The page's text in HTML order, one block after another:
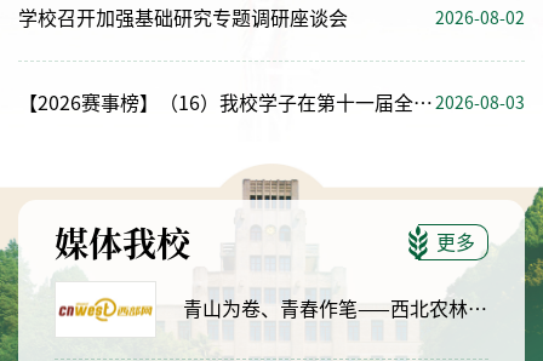
学校召开加强基础研究专题调研座谈会 2026-08-02
【2026赛事榜】（16）我校学子在第十一届全国大学生生命科学竞赛再创佳绩 2026-08-03
媒体我校 更多
青山为卷、青春作笔——西北农林科技大学青年学子深入秦岭探寻“两山”密码